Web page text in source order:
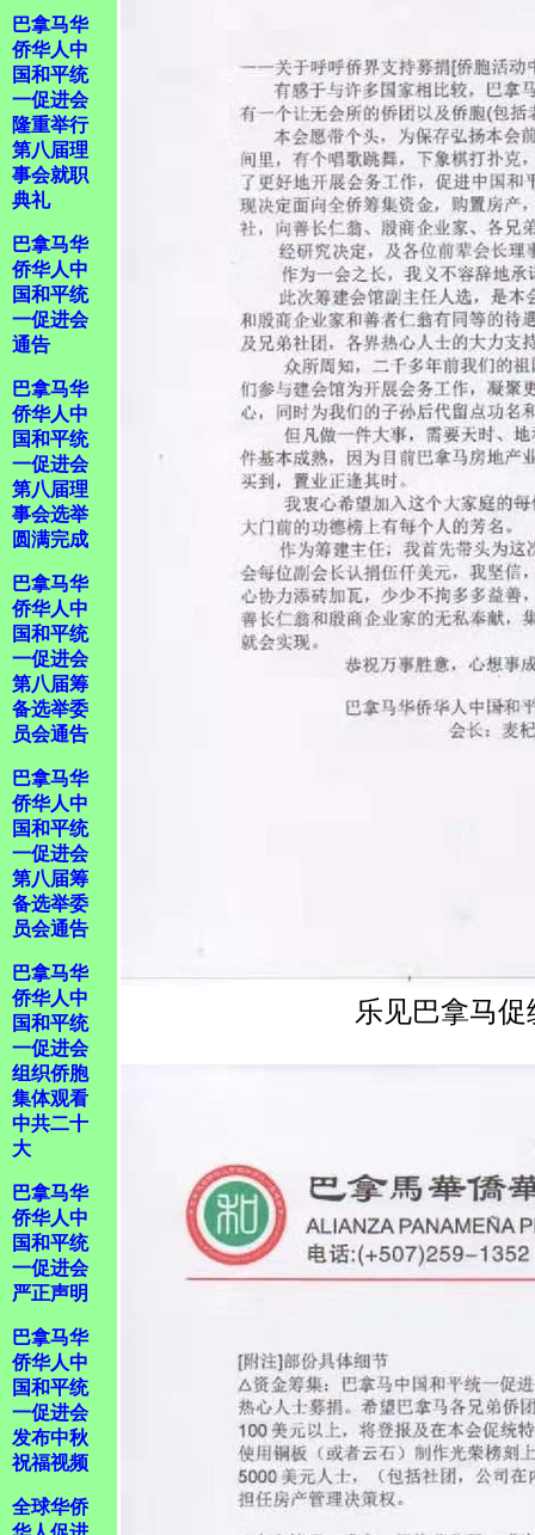
巴拿马华
侨华人中
国和平统
一促进会
隆重举行
第八届理
事会就职
典礼
巴拿马华
侨华人中
国和平统
一促进会
通告
巴拿马华
侨华人中
国和平统
一促进会
第八届理
事会选举
圆满完成
巴拿马华
侨华人中
国和平统
一促进会
第八届筹
备选举委
员会通告
巴拿马华
侨华人中
国和平统
一促进会
第八届筹
备选举委
员会通告
巴拿马华
侨华人中
国和平统
一促进会
组织侨胞
集体观看
中共二十
大
巴拿马华
侨华人中
国和平统
一促进会
严正声明
巴拿马华
侨华人中
国和平统
一促进会
发布中秋
祝福视频
全球华侨
乐见巴拿马